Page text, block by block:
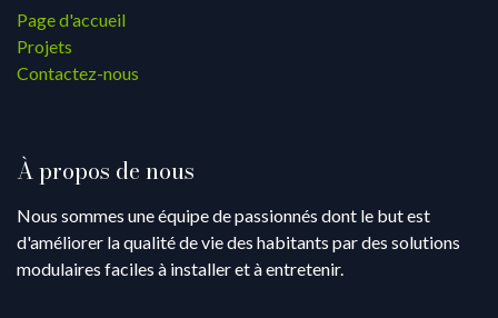
Page d'accueil
Projets
Contactez-nous
À propos de nous
Nous sommes une équipe de passionnés dont le but est
d'améliorer la qualité de vie des habitants par des solutions
modulaires faciles à installer et à entretenir.